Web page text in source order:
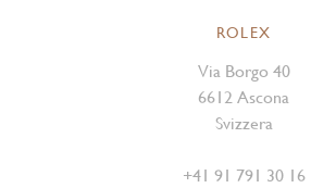
ROLEX
Via Borgo 40
6612 Ascona
Svizzera
+41 91 791 30 16